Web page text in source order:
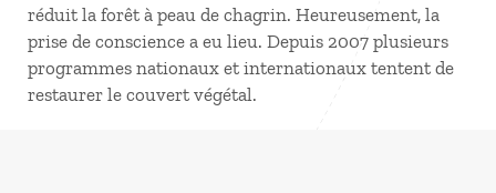
réduit la forêt à peau de chagrin. Heureusement, la
prise de conscience a eu lieu. Depuis 2007 plusieurs
programmes nationaux et internationaux tentent de
restaurer le couvert végétal.